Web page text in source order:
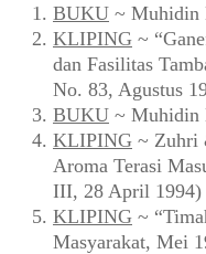
BUKU ~ Muhidin
KLIPING ~
dan Fasilitas
No. 83, Agustus
BUKU ~ Muhidin
KLIPING ~ Zuhri
Aroma Terasi
III, 28 April 1994)
KLIPING ~
Masyarakat, Mei